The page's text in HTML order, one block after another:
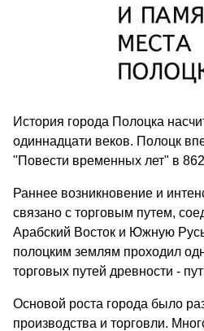
История города Полоцка
одиннадцати веков. Полоцк
"Повести временных лет" в 862
Раннее возникновение и
связано с торговым путем,
Арабский Восток и Южную
полоцким землям проходил
торговых путей древности -
Основой роста города было
производства и торговли.